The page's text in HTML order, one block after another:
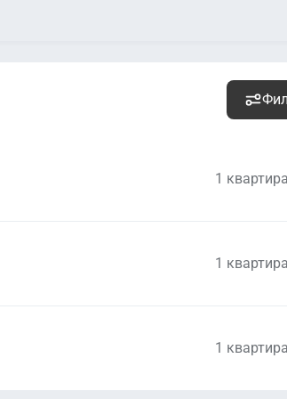
1 квартира
1 квартира
1 квартира